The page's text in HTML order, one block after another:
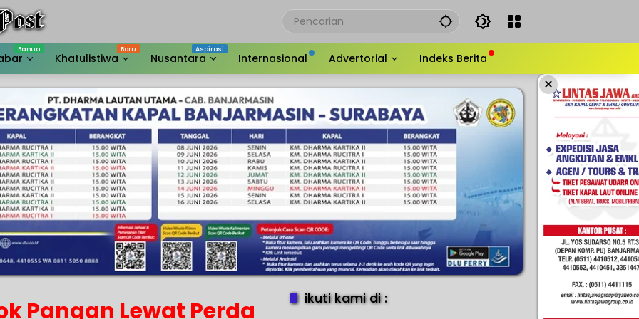
Khatulistiwa Nusantara Internasional Advertorial Indeks Berita
×
Pangan Lewat Perda ikuti kami di :